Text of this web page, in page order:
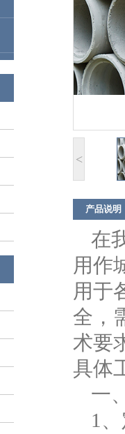
<
产品说明
在
用作
用于
全，
术要
具体
一
1